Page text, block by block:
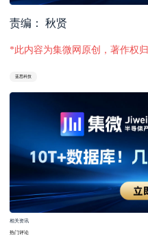
责编： 秋贤
*此内容为集微网原创，著作权
蓝思科技
相关资讯
热门评论